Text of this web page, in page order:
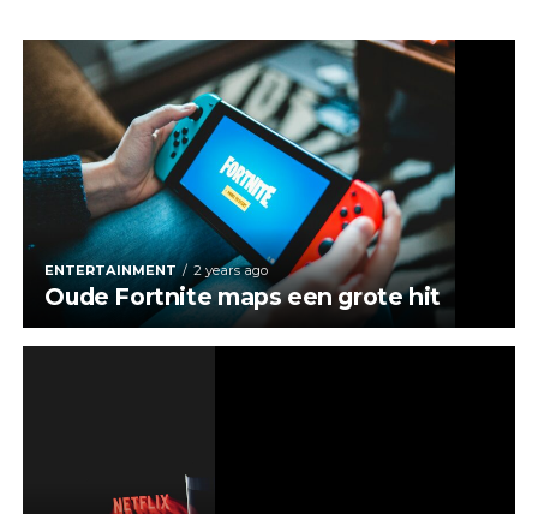
ENTERTAINMENT 2 years ago
Oude Fortnite maps een grote hit